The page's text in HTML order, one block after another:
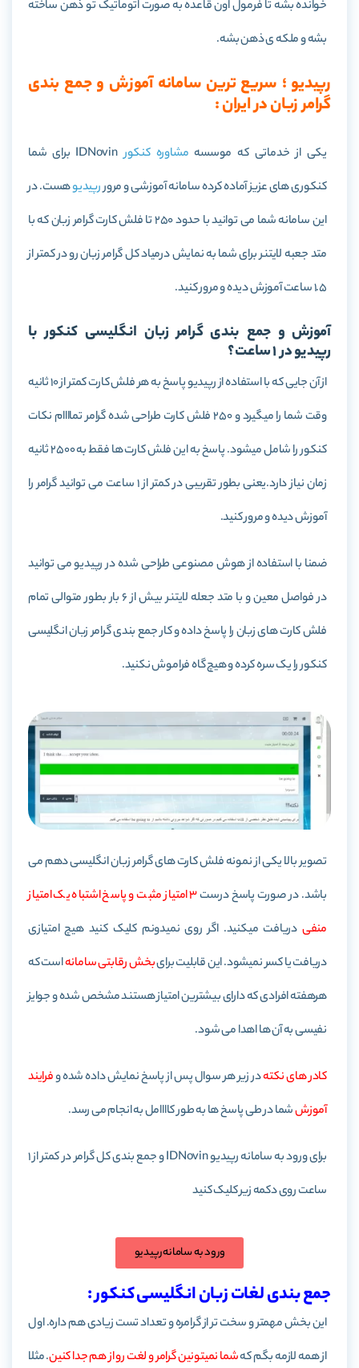
خوانده بشه تا فرمول اون قاعده به صورت اتوماتیک تو ذهن ساخته
بشه و ملکه ی ذهن بشه.
رپیدیو ؛ سریع ترین سامانه آموزش و جمع بندی
گرامر زبان در ایران :
یکی از خدماتی که موسسهمشاوره کنکور
IDNovin برای شما
کنکوری های عزیز آماده کرده سامانه آموزشی و مروررپیدیوهست. در
این سامانه شما می توانید با حدود 250 تا فلش کارت گرامر زبان که با
متد جعبه لایتنر برای شما به نمایش درمیاد کل گرامر زبان رو در کمتر از
1.5 ساعت آموزش دیده و مرور کنید.
آموزش و جمع بندی گرامر زبان انگلیسی کنکور با
رپیدیو در 1 ساعت؟
از آن جایی که با استفاده از رپیدیو پاسخ به هر فلش کارت کمتر از 10 ثانیه
وقت شما را میگیرد و 250 فلش کارت طراحی شده گرامر تماااام نکات
کنکور را شامل میشود. پاسخ به این فلش کارت ها فقط به 2500 ثانیه
زمان نیاز دارد.یعنی بطور تقریبی در کمتر از 1 ساعت می توانید گرامر را
آموزش دیده و مرور کنید.
ضمنا با استفاده از هوش مصنوعی طراحی شده در رپیدیو می توانید
در فواصل معین و با متد جعله لایتنر بیش از 6 بار بطور متوالی تمام
فلش کارت های زبان را پاسخ داده و کار جمع بندی گرامر زبان انگلیسی
کنکور را یک سره کرده و هیچ گاه فراموش نکنید.
تصویر بالا یکی از نمونه فلش کارت های گرامر زبان انگلیسی دهم می
باشد. در صورت پاسخ درست
3 امتیاز مثبت و پاسخ اشتباه یک امتیاز
منفی دریافت میکنید. اگر روی نمیدونم کلیک کنید هیچ امتیازی
دریافت یا کسر نمیشود. این قابلیت برایبخش رقابتی سامانهاست که
هرهفته افرادی که دارای بیشترین امتیاز هستند مشخص شده و جوایز
نفیسی به آن ها اهدا می شود.
کادر های نکتهدر زیر هر سوال پس از پاسخ نمایش داده شده وفرایند
آموزششما در طی پاسخ ها به طور کاااامل به انجام می رسد.
برای ورود به سامانه رپیدیو IDNovin و جمع بندی کل گرامر در کمتر از 1
ساعت روی دکمه زیر کلیک کنید
ورود به سامانه رپیدیو
جمع بندی لغات زبان انگلیسی کنکور :
این بخش مهمتر و سخت تر از گرامره و تعداد تست زیادی هم داره. اول
از همه لازمه بگم کهشما نمیتونین گرامر و لغت رو از هم جدا کنین. مثلا